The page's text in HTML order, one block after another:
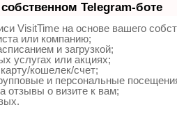
Telegram-боте
VisitTime на основе вашего
или компанию;
и загрузкой;
услугах или акциях;
кошелек/счет;
и персональные
отзывы о визите к вам;